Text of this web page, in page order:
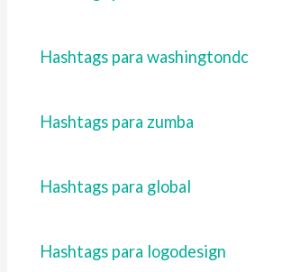
Hashtags para washingtondc
Hashtags para zumba
Hashtags para global
Hashtags para logodesign